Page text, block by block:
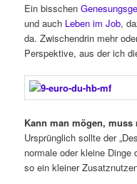
Ein bisschen
und auch Leben im Job,
da. Zwischendrin mehr
Perspektive, aus der ich
Kann man mögen, muss
Ursprünglich sollte der
normale oder kleine
so ein kleiner